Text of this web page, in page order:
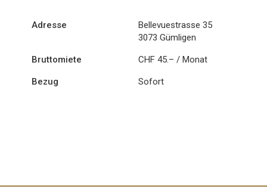
Adresse
Bellevuestrasse 35
3073 Gümligen
Bruttomiete CHF 45.– / Monat
Bezug Sofort